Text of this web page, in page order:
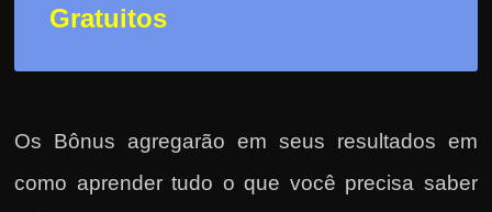
Gratuitos
Os Bônus agregarão em seus resultados em
como aprender tudo o que você precisa saber